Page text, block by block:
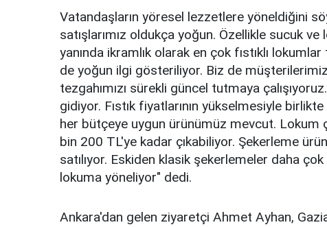
Vatandaşların yöresel lezzetlere yöneldiğini
satışlarımız oldukça yoğun. Özellikle sucuk
yanında ikramlık olarak en çok fıstıklı
de yoğun ilgi gösteriliyor. Biz de
tezgahımızı sürekli güncel tutmaya
gidiyor. Fıstık fiyatlarının yükselmesiyle
her bütçeye uygun ürünümüz mevcut. Lokum
bin 200 TL'ye kadar çıkabiliyor. Şekerleme
satılıyor. Eskiden klasik şekerlemeler daha
lokuma yöneliyor" dedi.
Ankara'dan gelen ziyaretçi Ahmet Ayhan,